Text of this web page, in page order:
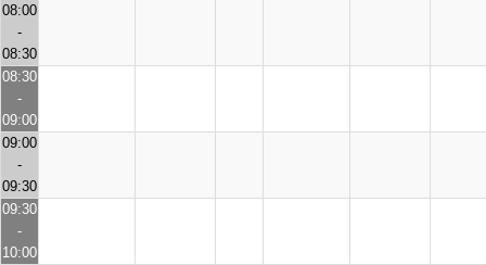
08:00
-
08:30
08:30
-
09:00
09:00
-
09:30
09:30
-
10:00